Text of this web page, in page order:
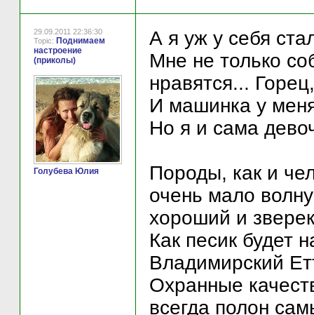
29.09.2011 22:36:30
Topic: Поднимаем
настроение
(приколы)
Голубева Юлия
А я уж у себя
Мне не только
нравятся...
И машинка у
Но я и сама
Породы, как и
очень мало
хороший и
Как песик будет
Владимирский
Охранные
всегда полон